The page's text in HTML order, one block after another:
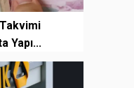
Yapı...